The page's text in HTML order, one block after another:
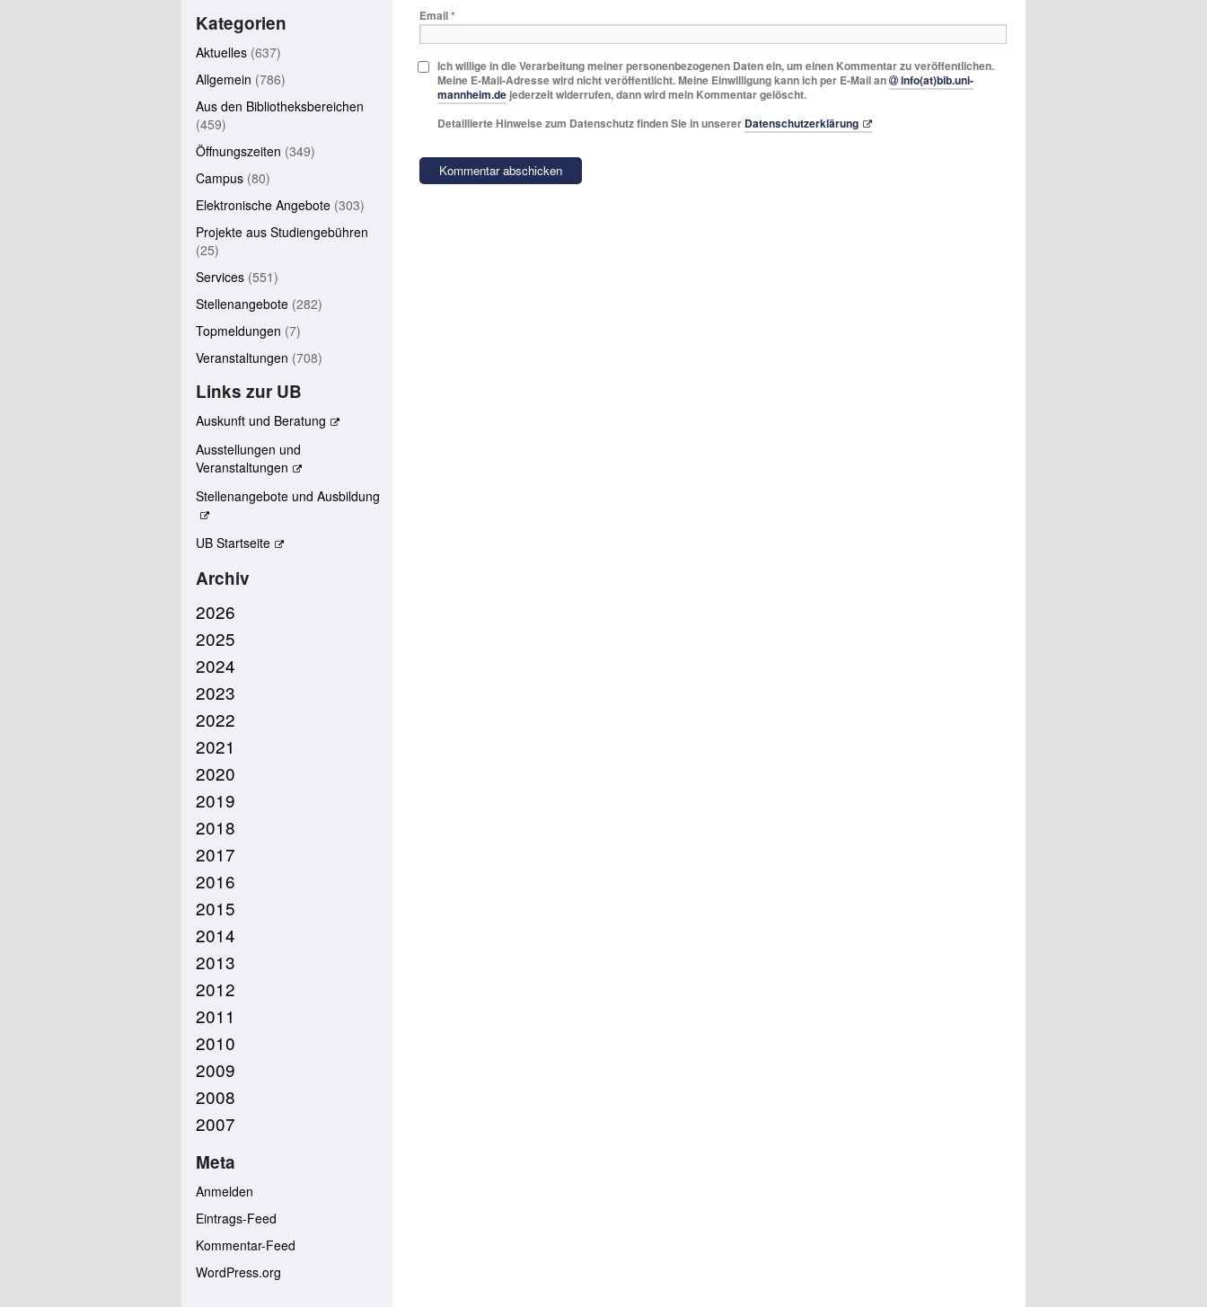
Email*
Ich willige in die Verarbeitung meiner personenbezogenen Daten ein, um einen Kommentar zu veröffentlichen.
Meine E-Mail-Adresse wird nicht veröffentlicht. Meine Einwilligung kann ich per E-Mail an
info(at)bib.uni-
mannheim.de jederzeit widerrufen, dann wird mein Kommentar gelöscht.
Detaillierte Hinweise zum Datenschutz finden Sie in unserer Datenschutzerklärung
Kategorien
Aktuelles (637)
Allgemein (786)
Aus den Bibliotheksbereichen
(459)
Öffnungszeiten (349)
Campus (80)
Elektronische Angebote (303)
Projekte aus Studiengebühren
(25)
Services (551)
Stellenangebote (282)
Topmeldungen (7)
Veranstaltungen (708)
Links zur UB
Auskunft und Beratung
Ausstellungen und
Veranstaltungen
Stellenangebote und Ausbildung
UB Startseite
Archiv
2026
2025
2024
2023
2022
2021
2020
2019
2018
2017
2016
2015
2014
2013
2012
2011
2010
2009
2008
2007
Meta
Anmelden
Eintrags-Feed
Kommentar-Feed
WordPress.org